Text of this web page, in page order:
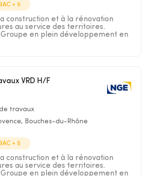
BAC + 5
construction et à la rénovation
au service des territoires.
Groupe en plein développement en
VRD H/F
travaux
Bouches-du-Rhône
BAC + 5
construction et à la rénovation
au service des territoires.
Groupe en plein développement en